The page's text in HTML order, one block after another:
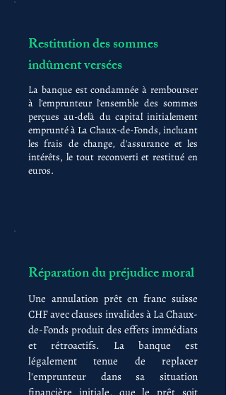
Restitution des sommes
indûment versées
La banque est condamnée à rembourser
à l'emprunteur l'ensemble des sommes
perçues au-delà du capital initialement
emprunté à La Chaux-de-Fonds, incluant
les frais de change, d'assurance et les
intérêts, le tout reconverti et restitué en
euros.
Réparation du préjudice moral
Une annulation prêt en franc suisse
CHF avec clauses invalides à La Chaux-
de-Fonds produit des effets immédiats
et rétroactifs. La banque est
légalement tenue de replacer
l'emprunteur dans sa situation
financière initiale, que le prêt soit